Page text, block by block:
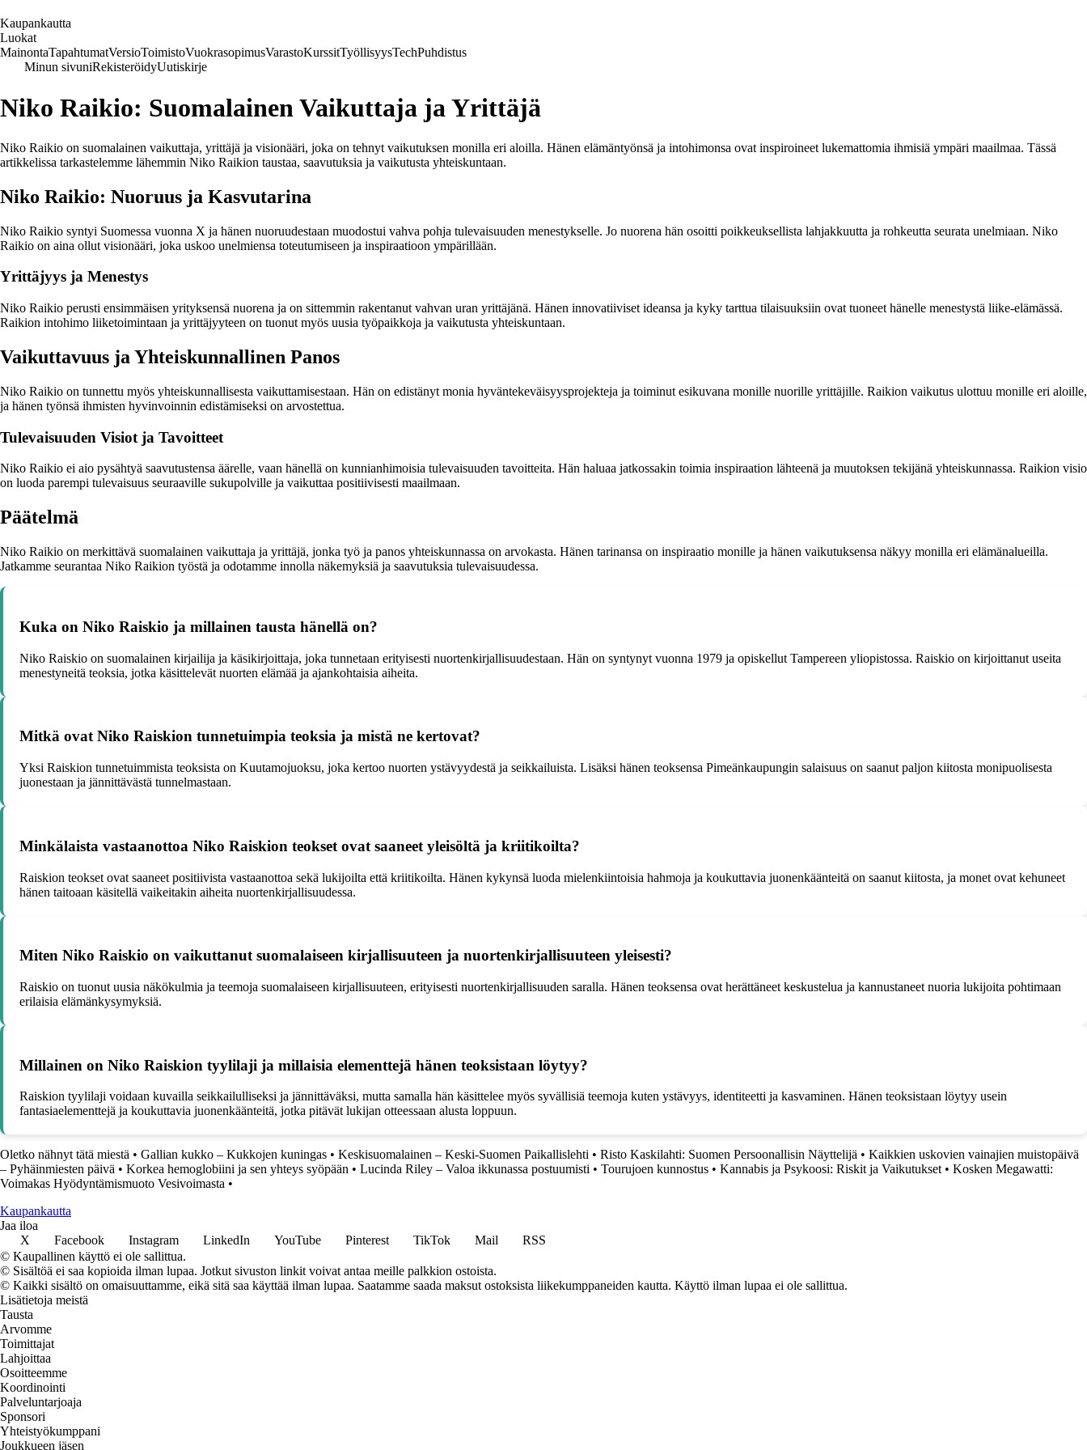
Kaupankautta
Luokat
MainontaTapahtumatVersioToimistoVuokrasopimusVarastoKurssitTyöllisyysTechPuhdistus
Minun sivuniRekisteröidyUutiskirje
Niko Raikio: Suomalainen Vaikuttaja ja Yrittäjä
Niko Raikio on suomalainen vaikuttaja, yrittäjä ja visionääri, joka on tehnyt vaikutuksen monilla eri aloilla. Hänen elämäntyönsä ja intohimonsa ovat inspiroineet lukemattomia ihmisiä ympäri maailmaa. Tässä
artikkelissa tarkastelemme lähemmin Niko Raikion taustaa, saavutuksia ja vaikutusta yhteiskuntaan.
Niko Raikio: Nuoruus ja Kasvutarina
Niko Raikio syntyi Suomessa vuonna X ja hänen nuoruudestaan muodostui vahva pohja tulevaisuuden menestykselle. Jo nuorena hän osoitti poikkeuksellista lahjakkuutta ja rohkeutta seurata unelmiaan. Niko
Raikio on aina ollut visionääri, joka uskoo unelmiensa toteutumiseen ja inspiraatioon ympärillään.
Yrittäjyys ja Menestys
Niko Raikio perusti ensimmäisen yrityksensä nuorena ja on sittemmin rakentanut vahvan uran yrittäjänä. Hänen innovatiiviset ideansa ja kyky tarttua tilaisuuksiin ovat tuoneet hänelle menestystä liike-elämässä.
Raikion intohimo liiketoimintaan ja yrittäjyyteen on tuonut myös uusia työpaikkoja ja vaikutusta yhteiskuntaan.
Vaikuttavuus ja Yhteiskunnallinen Panos
Niko Raikio on tunnettu myös yhteiskunnallisesta vaikuttamisestaan. Hän on edistänyt monia hyväntekeväisyysprojekteja ja toiminut esikuvana monille nuorille yrittäjille. Raikion vaikutus ulottuu monille eri aloille,
ja hänen työnsä ihmisten hyvinvoinnin edistämiseksi on arvostettua.
Tulevaisuuden Visiot ja Tavoitteet
Niko Raikio ei aio pysähtyä saavutustensa äärelle, vaan hänellä on kunnianhimoisia tulevaisuuden tavoitteita. Hän haluaa jatkossakin toimia inspiraation lähteenä ja muutoksen tekijänä yhteiskunnassa. Raikion visio
on luoda parempi tulevaisuus seuraaville sukupolville ja vaikuttaa positiivisesti maailmaan.
Päätelmä
Niko Raikio on merkittävä suomalainen vaikuttaja ja yrittäjä, jonka työ ja panos yhteiskunnassa on arvokasta. Hänen tarinansa on inspiraatio monille ja hänen vaikutuksensa näkyy monilla eri elämänalueilla.
Jatkamme seurantaa Niko Raikion työstä ja odotamme innolla näkemyksiä ja saavutuksia tulevaisuudessa.
Kuka on Niko Raiskio ja millainen tausta hänellä on?
Niko Raiskio on suomalainen kirjailija ja käsikirjoittaja, joka tunnetaan erityisesti nuortenkirjallisuudestaan. Hän on syntynyt vuonna 1979 ja opiskellut Tampereen yliopistossa. Raiskio on kirjoittanut useita
menestyneitä teoksia, jotka käsittelevät nuorten elämää ja ajankohtaisia aiheita.
Mitkä ovat Niko Raiskion tunnetuimpia teoksia ja mistä ne kertovat?
Yksi Raiskion tunnetuimmista teoksista on Kuutamojuoksu, joka kertoo nuorten ystävyydestä ja seikkailuista. Lisäksi hänen teoksensa Pimeänkaupungin salaisuus on saanut paljon kiitosta monipuolisesta
juonestaan ja jännittävästä tunnelmastaan.
Minkälaista vastaanottoa Niko Raiskion teokset ovat saaneet yleisöltä ja kriitikoilta?
Raiskion teokset ovat saaneet positiivista vastaanottoa sekä lukijoilta että kriitikoilta. Hänen kykynsä luoda mielenkiintoisia hahmoja ja koukuttavia juonenkäänteitä on saanut kiitosta, ja monet ovat kehuneet
hänen taitoaan käsitellä vaikeitakin aiheita nuortenkirjallisuudessa.
Miten Niko Raiskio on vaikuttanut suomalaiseen kirjallisuuteen ja nuortenkirjallisuuteen yleisesti?
Raiskio on tuonut uusia näkökulmia ja teemoja suomalaiseen kirjallisuuteen, erityisesti nuortenkirjallisuuden saralla. Hänen teoksensa ovat herättäneet keskustelua ja kannustaneet nuoria lukijoita pohtimaan
erilaisia elämänkysymyksiä.
Millainen on Niko Raiskion tyylilaji ja millaisia elementtejä hänen teoksistaan löytyy?
Raiskion tyylilaji voidaan kuvailla seikkailulliseksi ja jännittäväksi, mutta samalla hän käsittelee myös syvällisiä teemoja kuten ystävyys, identiteetti ja kasvaminen. Hänen teoksistaan löytyy usein
fantasiaelementtejä ja koukuttavia juonenkäänteitä, jotka pitävät lukijan otteessaan alusta loppuun.
Oletko nähnyt tätä miestä • Gallian kukko – Kukkojen kuningas • Keskisuomalainen – Keski-Suomen Paikallislehti • Risto Kaskilahti: Suomen Persoonallisin Näyttelijä • Kaikkien uskovien vainajien muistopäivä
– Pyhäinmiesten päivä • Korkea hemoglobiini ja sen yhteys syöpään • Lucinda Riley – Valoa ikkunassa postuumisti • Tourujoen kunnostus • Kannabis ja Psykoosi: Riskit ja Vaikutukset • Kosken Megawatti:
Voimakas Hyödyntämismuoto Vesivoimasta •
Kaupankautta
Jaa iloa
X
Facebook Instagram LinkedIn YouTube Pinterest TikTok Mail
RSS
© Kaupallinen käyttö ei ole sallittua.
© Sisältöä ei saa kopioida ilman lupaa. Jotkut sivuston linkit voivat antaa meille palkkion ostoista.
© Kaikki sisältö on omaisuuttamme, eikä sitä saa käyttää ilman lupaa. Saatamme saada maksut ostoksista liikekumppaneiden kautta. Käyttö ilman lupaa ei ole sallittua.
Lisätietoja meistä
Tausta
Arvomme
Toimittajat
Lahjoittaa
Osoitteemme
Koordinointi
Palveluntarjoaja
Sponsori
Yhteistyökumppani
Joukkueen jäsen